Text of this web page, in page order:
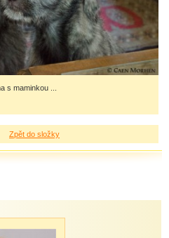
s maminkou ...
Zpět do složky